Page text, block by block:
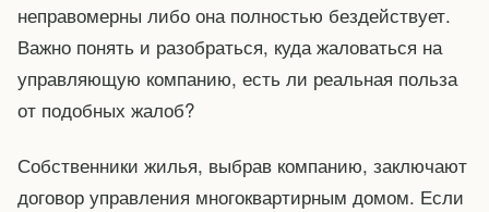
неправомерны либо она полностью бездействует.
Важно понять и разобраться, куда жаловаться на
управляющую компанию, есть ли реальная польза
от подобных жалоб?
Собственники жилья, выбрав компанию, заключают
договор управления многоквартирным домом. Если